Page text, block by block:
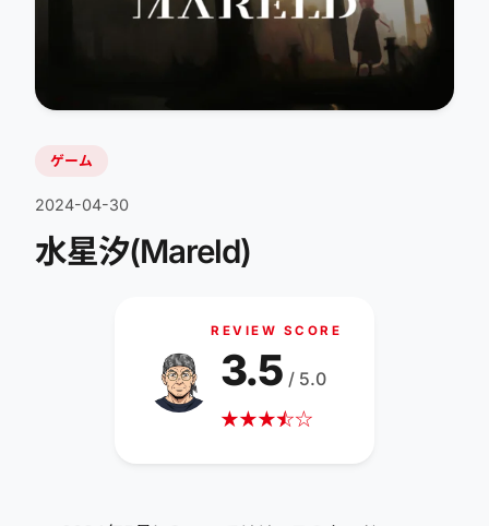
ゲーム
2024-04-30
水星汐(Mareld)
REVIEW SCORE
★★★☆
★☆
3.5 / 5.0